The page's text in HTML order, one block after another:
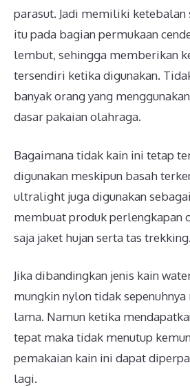
parasut. Jadi memiliki ketebalan
itu pada bagian permukaan
lembut, sehingga memberikan
tersendiri ketika digunakan.
banyak orang yang
dasar pakaian olahraga.
Bagaimana tidak kain ini tetap
digunakan meskipun basah
ultralight juga digunakan
membuat produk perlengkapan
saja jaket hujan serta tas trekking.
Jika dibandingkan jenis kain
mungkin nylon tidak
lama. Namun ketika
tepat maka tidak menutup
pemakaian kain ini dapat
lagi.